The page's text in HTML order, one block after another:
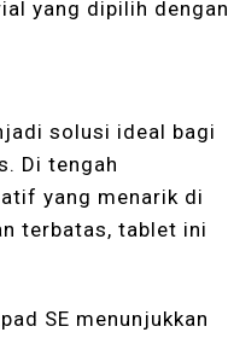
yang dipilih dengan
solusi ideal bagi
Di tengah
yang menarik di
terbatas, tablet ini
SE menunjukkan